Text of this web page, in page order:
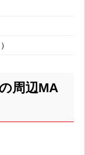
周辺MA